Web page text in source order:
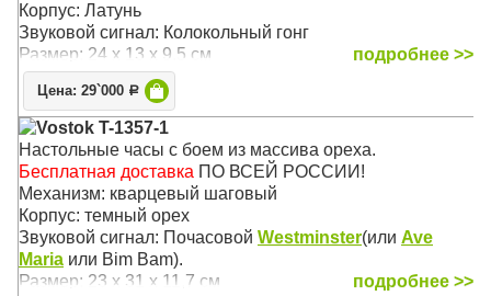
Корпус: Латунь
Звуковой сигнал: Колокольный гонг
Размер: 24 х 13 х 9.5 см
подробнее >>
Цена: 29`000 Р
Vostok T-1357-1
Настольные часы с боем из массива ореха.
Бесплатная доставка ПО ВСЕЙ РОССИИ!
Механизм: кварцевый шаговый
Корпус: темный орех
Звуковой сигнал: Почасовой Westminster(или Ave
Maria или Bim Bam).
Размер: 23 х 31 x 11,7 см
подробнее >>